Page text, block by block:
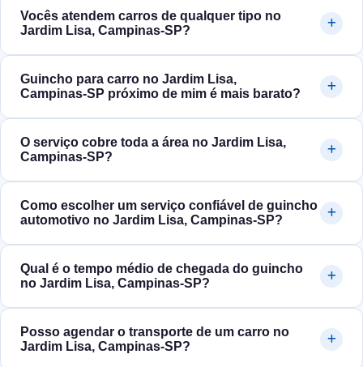
Vocês atendem carros de qualquer tipo no
Jardim Lisa, Campinas‑SP?
Guincho para carro no Jardim Lisa,
Campinas‑SP próximo de mim é mais barato?
O serviço cobre toda a área no Jardim Lisa,
Campinas‑SP?
Como escolher um serviço confiável de guincho
automotivo no Jardim Lisa, Campinas‑SP?
Qual é o tempo médio de chegada do guincho
no Jardim Lisa, Campinas‑SP?
Posso agendar o transporte de um carro no
Jardim Lisa, Campinas‑SP?